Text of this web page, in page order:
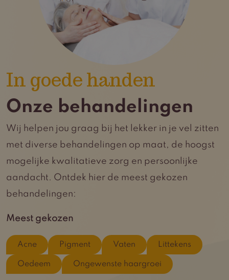
In goede handen
Onze behandelingen
Wij helpen jou graag bij het lekker in je vel zitten
met diverse behandelingen op maat, de hoogst
mogelijke kwalitatieve zorg en persoonlijke
aandacht. Ontdek hier de meest gekozen
behandelingen:
Meest gekozen
Acne Pigment Vaten Littekens
Oedeem Ongewenste haargroei